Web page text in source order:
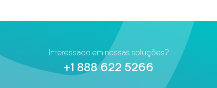
Interessado em nossas soluções?
+1 888 622 5266